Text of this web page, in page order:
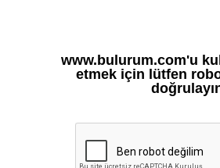
www.bulurum.com'u
etmek için lütfen robot